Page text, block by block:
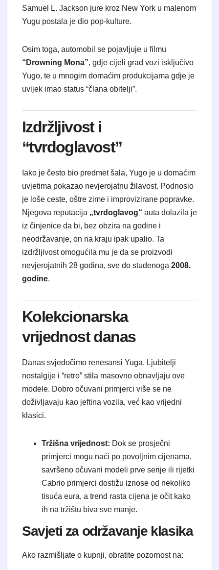
Samuel L. Jackson jure kroz New York u malenom
Yugu postala je dio pop-kulture.
Osim toga, automobil se pojavljuje u filmu
“Drowning Mona”, gdje cijeli grad vozi isključivo
Yugo, te u mnogim domaćim produkcijama gdje je
uvijek imao status “člana obitelji”.
Izdržljivost i
“tvrdoglavost”
Iako je često bio predmet šala, Yugo je u domaćim
uvjetima pokazao nevjerojatnu žilavost. Podnosio
je loše ceste, oštre zime i improvizirane popravke.
Njegova reputacija „tvrdoglavog“ auta dolazila je
iz činjenice da bi, bez obzira na godine i
neodržavanje, on na kraju ipak upalio. Ta
izdržljivost omogućila mu je da se proizvodi
nevjerojatnih 28 godina, sve do studenoga 2008.
godine.
Kolekcionarska
vrijednost danas
Danas svjedočimo renesansi Yuga. Ljubitelji
nostalgije i “retro” stila masovno obnavljaju ove
modele. Dobro očuvani primjerci više se ne
doživljavaju kao jeftina vozila, već kao vrijedni
klasici.
Tržišna vrijednost: Dok se prosječni
primjerci mogu naći po povoljnim cijenama,
savršeno očuvani modeli prve serije ili rijetki
Cabrio primjerci dostižu iznose od nekoliko
tisuća eura, a trend rasta cijena je očit kako
ih na tržištu biva sve manje.
Savjeti za održavanje klasika
Ako razmišljate o kupnji, obratite pozornost na: